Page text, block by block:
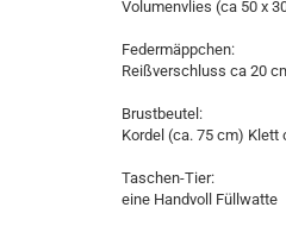
Volumenvlies (ca 50 x
Federmäppchen:
Reißverschluss ca 20
Brustbeutel:
Kordel (ca. 75 cm) Klett
Taschen-Tier:
eine Handvoll Füllwatte